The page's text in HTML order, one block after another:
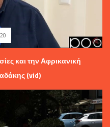
και την Αφρικανική
(vid)